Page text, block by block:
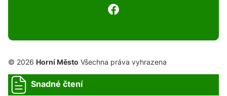
© 2026 Horní Město Všechna práva vyhrazena
Snadné čtení